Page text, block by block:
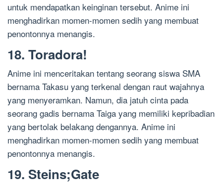
untuk mendapatkan keinginan tersebut. Anime ini
menghadirkan momen-momen sedih yang membuat
penontonnya menangis.
18. Toradora!
Anime ini menceritakan tentang seorang siswa SMA
bernama Takasu yang terkenal dengan raut wajahnya
yang menyeramkan. Namun, dia jatuh cinta pada
seorang gadis bernama Taiga yang memiliki kepribadian
yang bertolak belakang dengannya. Anime ini
menghadirkan momen-momen sedih yang membuat
penontonnya menangis.
19. Steins;Gate